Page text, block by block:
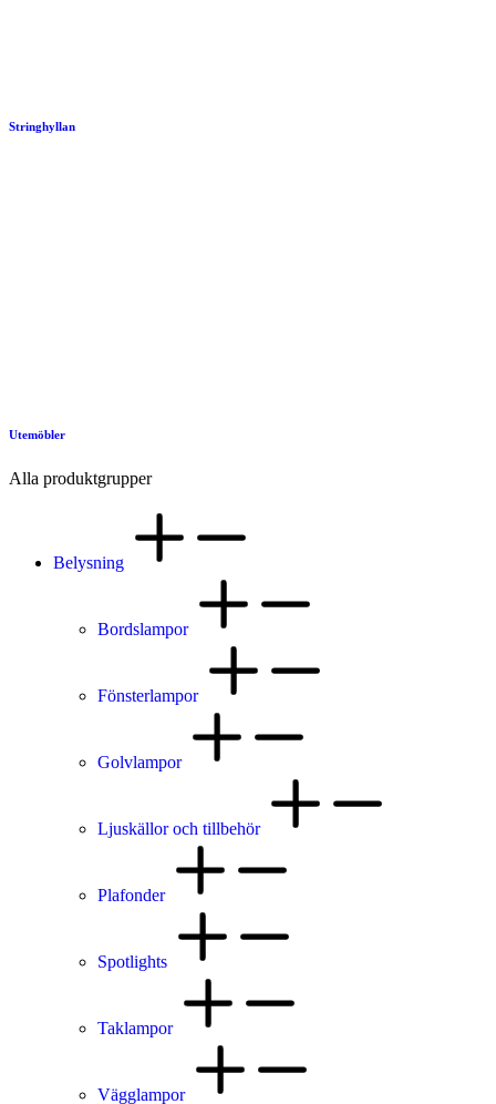
Stringhyllan
Utemöbler
Alla produktgrupper
Belysning
Bordslampor
Fönsterlampor
Golvlampor
Ljuskällor och tillbehör
Plafonder
Spotlights
Taklampor
Vägglampor